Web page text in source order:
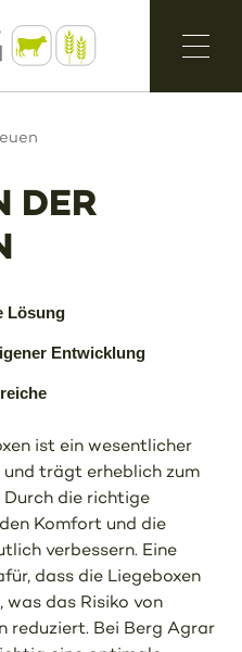
DER
Lösung
Entwicklung
ist ein wesentlicher
trägt erheblich zum
Durch die richtige
Komfort und die
verbessern. Eine
dass die Liegeboxen
was das Risiko von
reduziert. Bei Berg Agrar